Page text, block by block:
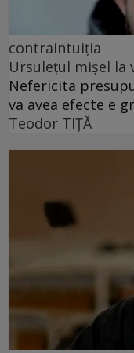
contraintuiția
Ursulețul mișel la
Nefericita
va avea efecte e
Teodor TIŢĂ